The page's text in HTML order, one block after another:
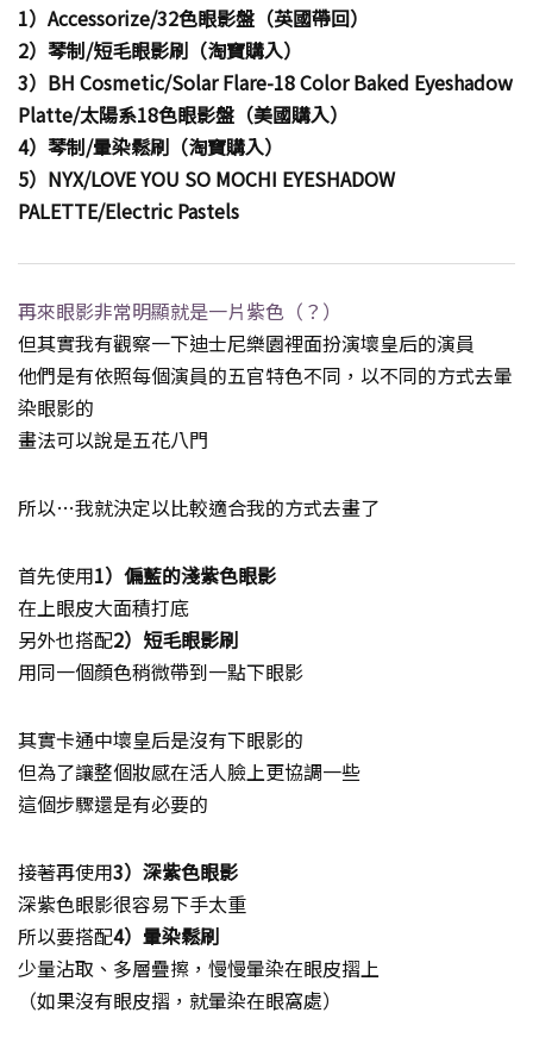
1）Accessorize/32色眼影盤（英國帶回）
2）琴制/短毛眼影刷（淘寶購入）
3）BH Cosmetic/Solar Flare-18 Color Baked Eyeshadow
Platte/太陽系18色眼影盤（美國購入）
4）琴制/暈染鬆刷（淘寶購入）
5）NYX/LOVE YOU SO MOCHI EYESHADOW
PALETTE/Electric Pastels
再來眼影非常明顯就是一片紫色（？）
但其實我有觀察一下迪士尼樂園裡面扮演壞皇后的演員
他們是有依照每個演員的五官特色不同，以不同的方式去暈
染眼影的
畫法可以說是五花八門
所以…我就決定以比較適合我的方式去畫了
首先使用1）偏藍的淺紫色眼影
在上眼皮大面積打底
另外也搭配2）短毛眼影刷
用同一個顏色稍微帶到一點下眼影
其實卡通中壞皇后是沒有下眼影的
但為了讓整個妝感在活人臉上更協調一些
這個步驟還是有必要的
接著再使用3）深紫色眼影
深紫色眼影很容易下手太重
所以要搭配4）暈染鬆刷
少量沾取、多層疊擦，慢慢暈染在眼皮摺上
（如果沒有眼皮摺，就暈染在眼窩處）